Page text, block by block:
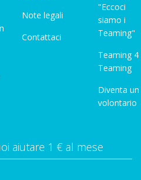
Note legali
Contattaci
"Eccoci
siamo i
Teaming"
Teaming 4
Teaming
Diventa un
volontario
aiutare 1 € al mese